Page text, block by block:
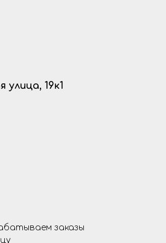
19к1
заказы